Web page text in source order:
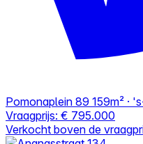
Pomonaplein 89 159m² ·
Vraagprijs: € 795.000
Verkocht boven de